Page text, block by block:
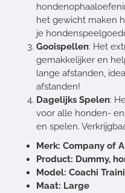
het gewicht maken
je
Gooispellen: Het
gemakkelijker en
lange afstanden,
afstanden!
Dagelijks Spelen:
voor alle honden-
en spelen.
Merk: Company of
Product: Dummy,
Model: Coachi
Maat: Large